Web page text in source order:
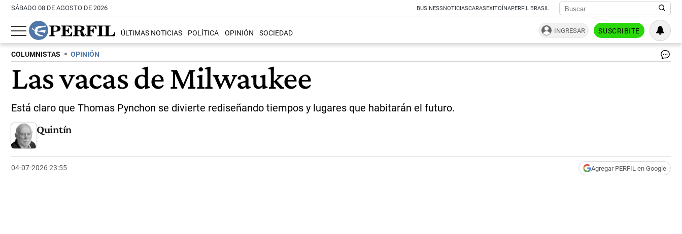
SÁBADO 08 DE AGOSTO DE 2026 BUSINESSNOTICIASCARASEXITOÍNAPERFIL BRASIL
ÚLTIMAS NOTICIAS POLÍTICA OPINIÓN SOCIEDAD INGRESAR SUSCRIBITE
COLUMNISTAS OPINIÓN
Las vacas de Milwaukee
Está claro que Thomas Pynchon se divierte rediseñando tiempos y lugares que habitarán el futuro.
Quintín
04-07-2026 23:55 Agregar PERFIL en Google